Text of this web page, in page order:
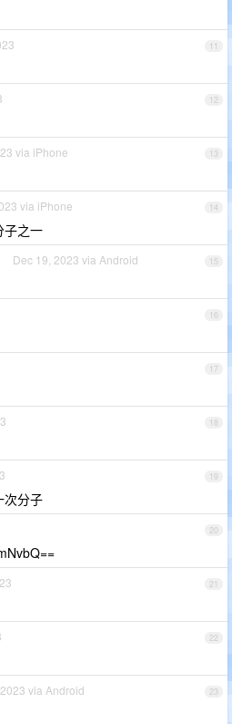
11
12
13
via iPhone
14
via iPhone
子之一
15
Dec 19, 2023 via Android
16
17
18
19
次分子
20
21
22
23
via Android